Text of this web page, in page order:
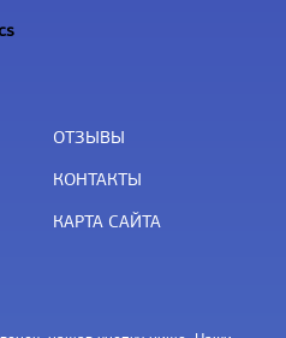
ОТЗЫВЫ
КОНТАКТЫ
КАРТА САЙТА